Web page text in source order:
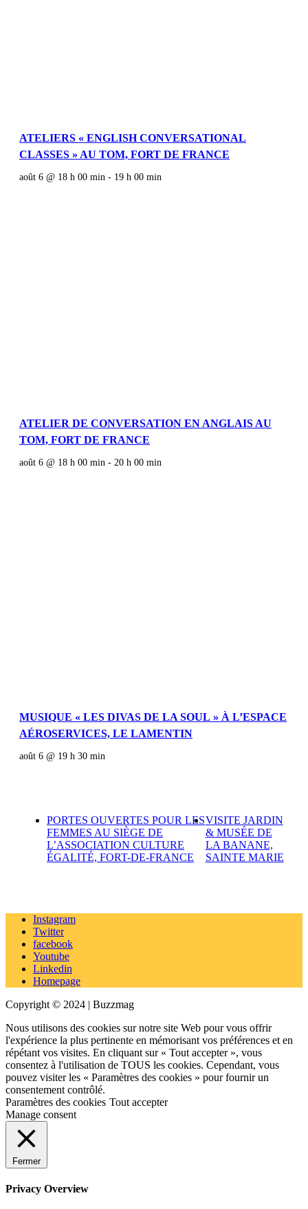
ATELIERS « ENGLISH CONVERSATIONAL
CLASSES » AU TOM, FORT DE FRANCE
août 6 @ 18 h 00 min - 19 h 00 min
ATELIER DE CONVERSATION EN ANGLAIS AU
TOM, FORT DE FRANCE
août 6 @ 18 h 00 min - 20 h 00 min
MUSIQUE « LES DIVAS DE LA SOUL » À L’ESPACE
AÉROSERVICES, LE LAMENTIN
août 6 @ 19 h 30 min
PORTES OUVERTES POUR LES
FEMMES AU SIÈGE DE
L’ASSOCIATION CULTURE
ÉGALITÉ, FORT-DE-FRANCE
VISITE JARDIN
& MUSÉE DE
LA BANANE,
SAINTE MARIE
Instagram
Twitter
facebook
Youtube
Linkedin
Homepage
Copyright © 2024 | Buzzmag
Nous utilisons des cookies sur notre site Web pour vous offrir
l'expérience la plus pertinente en mémorisant vos préférences et en
répétant vos visites. En cliquant sur « Tout accepter », vous
consentez à l'utilisation de TOUS les cookies. Cependant, vous
pouvez visiter les « Paramètres des cookies » pour fournir un
consentement contrôlé.
Paramètres des cookies Tout accepter
Manage consent
Fermer
Privacy Overview